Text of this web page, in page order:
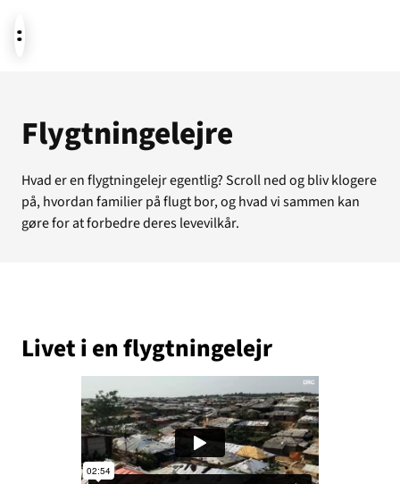
Aktuelt
Støt
Temaer i fokus
KVINDER UKRAINE NØDHJÆLP
SUDAN
MINERYDNING
KLIMA BØRN
Flygtningelejre
Hvad er en flygtningelejr egentlig? Scroll ned og bliv klogere
på, hvordan familier på flugt bor, og hvad vi sammen kan
gøre for at forbedre deres levevilkår.
Livet i en flygtningelejr